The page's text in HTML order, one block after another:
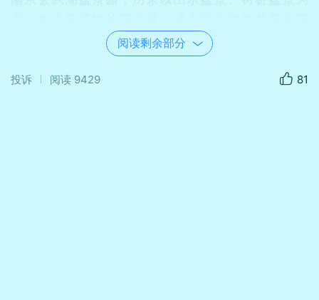
卉的首选之地。乙巳春节的花卉展中，在二楼布展
了一个诺大的山水盆景，看后使人印象深刻，难以
忘怀。
阅读剩余部分
投诉 阅读 9429 81